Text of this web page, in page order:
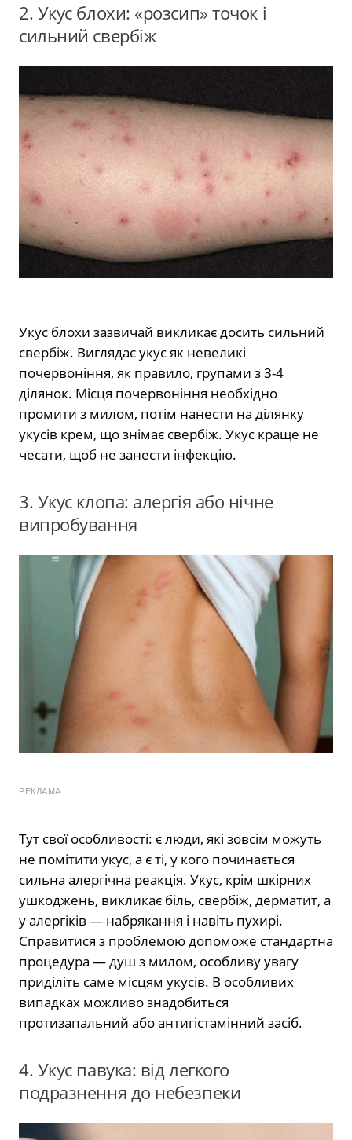
2. Укус блохи: «розсип» точок і
сильний свербіж
Укус блохи зазвичай викликає досить сильний
свербіж. Виглядає укус як невеликі
почервоніння, як правило, групами з 3-4
ділянок. Місця почервоніння необхідно
промити з милом, потім нанести на ділянку
укусів крем, що знімає свербіж. Укус краще не
чесати, щоб не занести інфекцію.
3. Укус клопа: алергія або нічне
випробування
РЕКЛАМА
Тут свої особливості: є люди, які зовсім можуть
не помітити укус, а є ті, у кого починається
сильна алергічна реакція. Укус, крім шкірних
ушкоджень, викликає біль, свербіж, дерматит, а
у алергіків — набрякання і навіть пухирі.
Справитися з проблемою допоможе стандартна
процедура — душ з милом, особливу увагу
приділіть саме місцям укусів. В особливих
випадках можливо знадобиться
протизапальний або антигістамінний засіб.
4. Укус павука: від легкого
подразнення до небезпеки